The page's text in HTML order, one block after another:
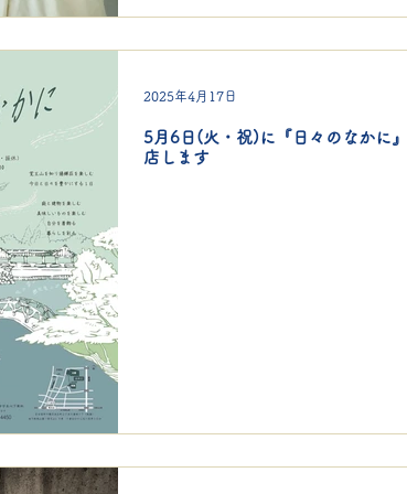
5月6日(火・祝)に『日々のなかに
店します
2025年4月17日